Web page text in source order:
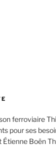
ferroviaire
pour ses
Boën